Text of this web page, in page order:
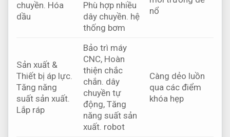
chuyền. Hóa
dầu
Phù hợp nhiều
dây chuyền. hệ
thống bơm
nổ
Sản xuất &
Thiết bị áp lực.
Tăng năng
suất sản xuất.
Lắp ráp
Bảo trì máy
CNC, Hoàn
thiện chắc
chắn. dây
chuyền tự
động, Tăng
năng suất sản
xuất. robot
Càng dẻo luồn
qua các điểm
khóa hẹp